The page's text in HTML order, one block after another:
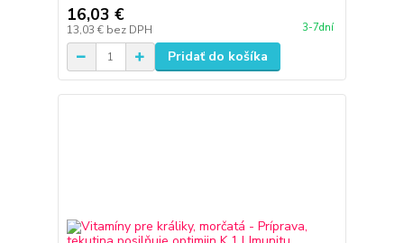
16,03 €
13,03 € bez DPH 3-7dní
Pridať do košíka